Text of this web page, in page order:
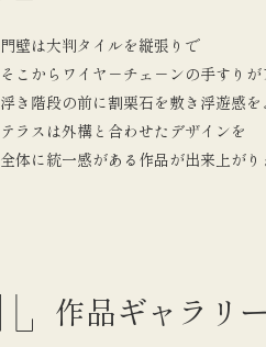
門壁は大判タイルを縦張りで
そこからワイヤ－チェ－ンの手すり
浮き階段の前に割栗石を敷き浮遊感を
テラスは外構と合わせたデザインを
全体に統一感がある作品が出来上がり
作品ギャラリー